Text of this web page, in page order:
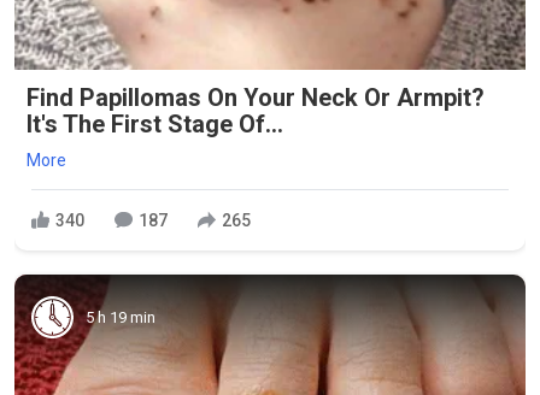
Find Papillomas On Your Neck Or Armpit?
It's The First Stage Of...
More
340 187 265
5 h 19 min